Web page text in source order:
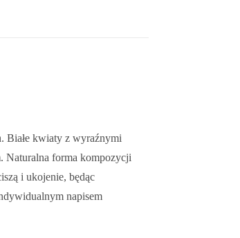
Białe kwiaty z wyraźnymi
Naturalna forma kompozycji
i ukojenie, będąc
napisem